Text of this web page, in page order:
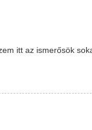
itt az ismerősök